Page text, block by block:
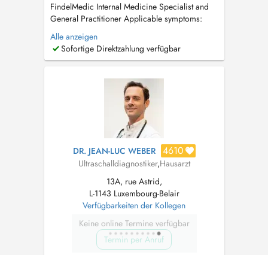
FindelMedic Internal Medicine Specialist and
General Practitioner Applicable symptoms:
unintentional weight loss or weight gain /
cardiovascular problems / high blood
pressure (hypertension) / rapid heartbeat /
retention) / respiratory infections and br...
Alle anzeigen
Sofortige Direktzahlung verfügbar
DR. JEAN-LUC WEBER 4610
Ultraschalldiagnostiker,Hausarzt
13A, rue Astrid,
L-1143 Luxembourg-Belair
Verfügbarkeiten der Kollegen
Keine online Termine verfügbar
Termin per Anruf